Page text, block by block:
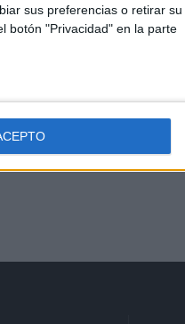
sus preferencias o retirar su
botón "Privacidad" en la parte